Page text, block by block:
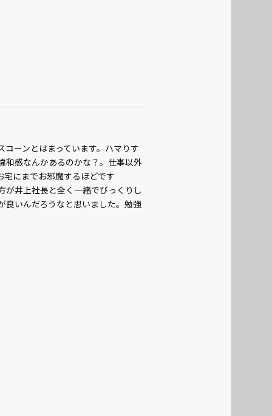
ーンとはまっています。ハマりす
和感なんかあるのかな？。仕事以外
宅にまでお邪魔するほどです
が井上社長と全く一緒でびっくりし
良いんだろうなと思いました。勉強